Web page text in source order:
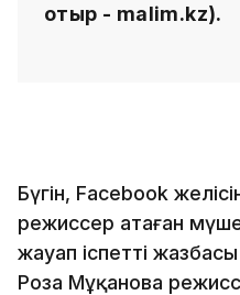
отыр - malim.kz).
Бүгін, Facebook
режиссер атаған
жауап іспетті
Роза Мұқанова